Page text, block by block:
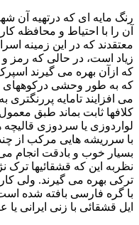
رنگ مایه ای که درتهیه آن
آن را با احتیاط و محافظه
معتقدند که در این زمینه
زیاد است، در حالی که رمز و
که ازآن بهره می گیرند
که به طور وحشی درکوههای
می افزایند تامایه
کلافها ثابت بماند طبق
لواردوزی یا سردوزی
با سرریشه هایی مرکب از
بسیار خوب و بادقت انجام
نظربه این که قشقائیها ترک
ترکی بهره می گیرند. ولی
با گره فارسی بافته شده
ایل قشقائی با زنی ایرانی